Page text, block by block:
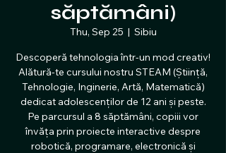
săptămâni)
Thu, Sep 25
  |
Sibiu
Descoperă tehnologia într-un mod creativ!
Alătură-te cursului nostru STEAM (Știință,
Tehnologie, Inginerie, Artă, Matematică)
dedicat adolescenților de 12 ani și peste.
Pe parcursul a 8 săptămâni, copiii vor
învăța prin proiecte interactive despre
robotică, programare, electronică și